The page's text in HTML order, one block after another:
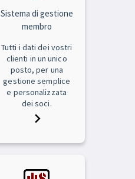
Sistema di gestione
membro
Tutti i dati dei vostri
clienti in un unico
posto, per una
gestione semplice
e personalizzata
dei soci.